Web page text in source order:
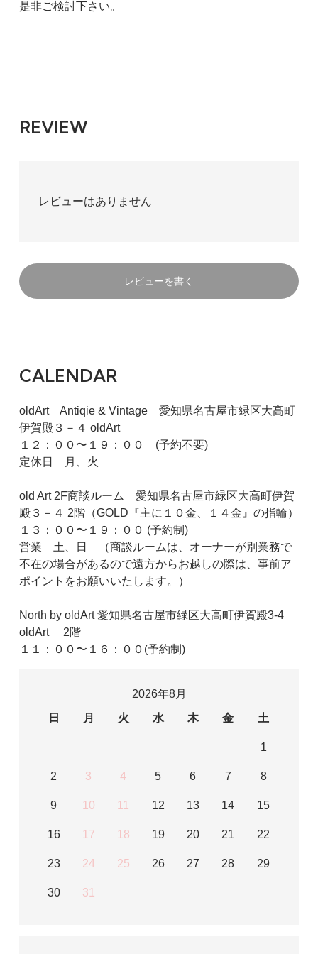
是非ご検討下さい。
REVIEW
レビューはありません
レビューを書く
CALENDAR
oldArt Antiqie & Vintage 愛知県名古屋市緑区大高町
伊賀殿３－４ oldArt
１２：００〜１９：００ (予約不要)
定休日 月、火
old Art 2F商談ルーム 愛知県名古屋市緑区大高町伊賀
殿３－４ 2階（GOLD『主に１０金、１４金』の指輪）
１３：００〜１９：００ (予約制)
営業 土、日 （商談ルームは、オーナーが別業務で
不在の場合があるので遠方からお越しの際は、事前ア
ポイントをお願いいたします。）
North by oldArt 愛知県名古屋市緑区大高町伊賀殿3-4
oldArt 2階
１１：００〜１６：００(予約制)
2026年8月
日
月 火 水 木 金 土
1
2 3 4 5 6 7 8
9 10 11 12 13 14 15
16 17 18 19 20 21 22
23 24 25 26 27 28 29
30 31